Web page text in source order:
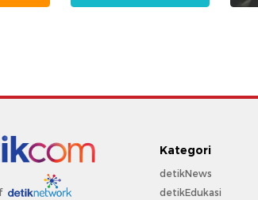
Kategori
detikNews
detikEdukasi